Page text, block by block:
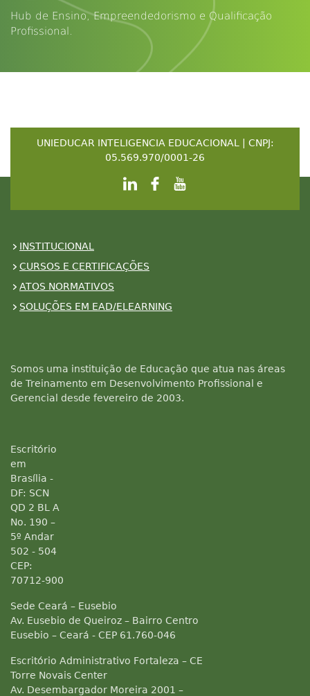
Hub de Ensino, Empreendedorismo e Qualificação
Profissional.
UNIEDUCAR INTELIGENCIA EDUCACIONAL | CNPJ:
05.569.970/0001-26
INSTITUCIONAL
CURSOS E CERTIFICAÇÕES
ATOS NORMATIVOS
SOLUÇÕES EM EAD/ELEARNING
Somos uma instituição de Educação que atua nas áreas
de Treinamento em Desenvolvimento Profissional e
Gerencial desde fevereiro de 2003.
Escritório
em
Brasília -
DF: SCN
QD 2 BL A
No. 190 –
5º Andar
502 - 504
CEP:
70712-900
Sede Ceará – Eusebio
Av. Eusebio de Queiroz – Bairro Centro
Eusebio – Ceará - CEP 61.760-046
Escritório Administrativo Fortaleza – CE
Torre Novais Center
Av. Desembargador Moreira 2001 –